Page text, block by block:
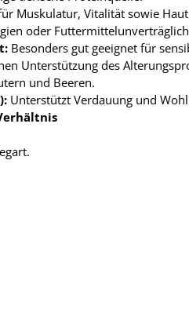
Muskulatur, Vitalität sowie
oder
Besonders gut geeignet für
Unterstützung des
und Beeren.
Unterstützt Verdauung und